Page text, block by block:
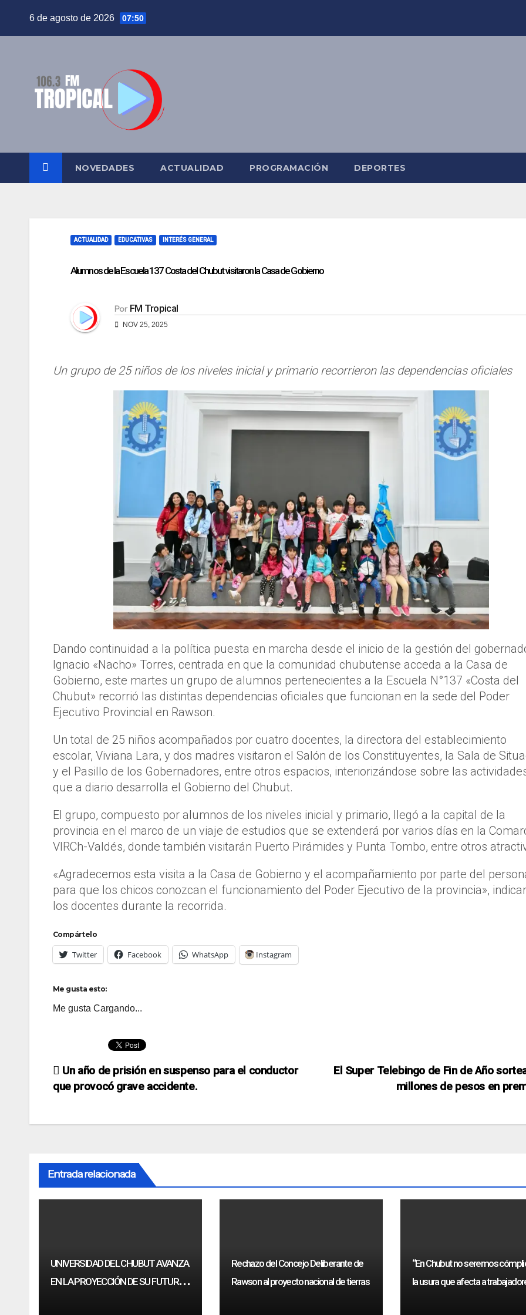
6 de agosto de 2026 07:50
NOVEDADES ACTUALIDAD PROGRAMACIÓN DEPORTES
ACTUALIDAD EDUCATIVAS INTERÉS GENERAL
Alumnos de la Escuela 137 Costa del Chubut visitaron la Casa de Gobierno
Por FM Tropical
NOV 25, 2025
Un grupo de 25 niños de los niveles inicial y primario recorrieron las dependencias oficiales
Dando continuidad a la política puesta en marcha desde el inicio de la gestión del
Ignacio «Nacho» Torres, centrada en que la comunidad chubutense acceda a la Casa de
Gobierno, este martes un grupo de alumnos pertenecientes a la Escuela N°137 «Costa del
Chubut» recorrió las distintas dependencias oficiales que funcionan en la sede del Poder
Ejecutivo Provincial en Rawson.
Un total de 25 niños acompañados por cuatro docentes, la directora del establecimiento
escolar, Viviana Lara, y dos madres visitaron el Salón de los Constituyentes, la Sala de
y el Pasillo de los Gobernadores, entre otros espacios, interiorizándose sobre las
que a diario desarrolla el Gobierno del Chubut.
El grupo, compuesto por alumnos de los niveles inicial y primario, llegó a la capital de la
provincia en el marco de un viaje de estudios que se extenderá por varios días en la
VIRCh-Valdés, donde también visitarán Puerto Pirámides y Punta Tombo, entre otros
«Agradecemos esta visita a la Casa de Gobierno y el acompañamiento por parte del
para que los chicos conozcan el funcionamiento del Poder Ejecutivo de la provincia»,
los docentes durante la recorrida.
Compártelo
Twitter Facebook WhatsApp Instagram
Me gusta esto:
Me gusta Cargando...
Navegación
de
entradas
El Super Telebingo de Fin de Año
millones de pesos en
Un año de prisión en suspenso para el conductor
que provocó grave accidente.
Entrada relacionada
UNIVERSIDAD DEL CHUBUT AVANZA
EN LA PROYECCIÓN DE SU FUTURA
Rechazo del Concejo Deliberante de
Rawson al proyecto nacional de tierras
“En Chubut no seremos
la usura que afecta a